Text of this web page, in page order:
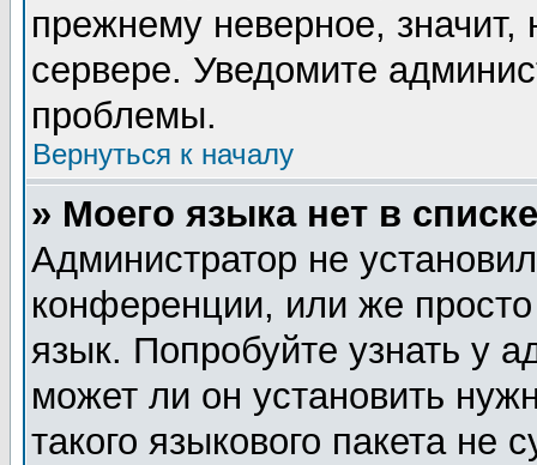
прежнему неверное,
сервере. Уведомите
проблемы.
Вернуться к началу
» Моего языка нет в
Администратор не
конференции, или же
язык. Попробуйте узнать у
может ли он установить
такого языкового пакета не